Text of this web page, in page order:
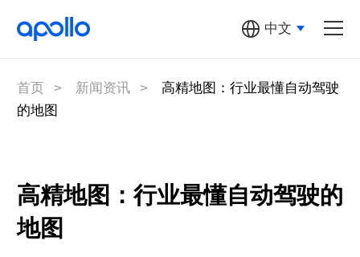
汽车机器人
萝卜快跑
平台
百度地图
多元汽车机器人
中文
首页 > 新闻资讯 >
高精地图：行业最懂自动驾驶
的地图
高精地图：行业最懂自动驾驶的
地图